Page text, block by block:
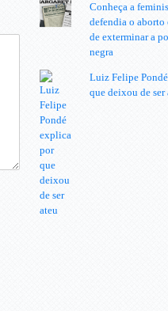
Conheça a
defendia o aborto
de exterminar a
negra
Luiz Felipe
que deixou de ser